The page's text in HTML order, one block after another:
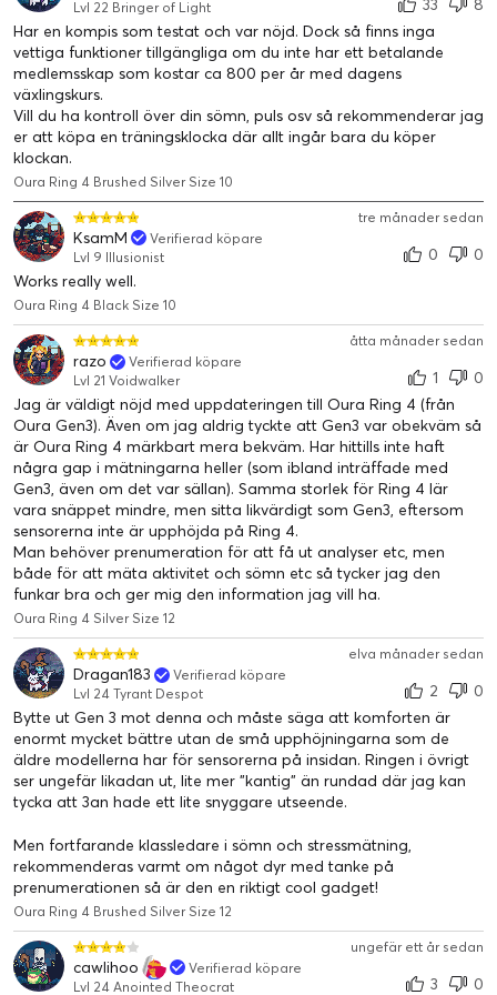
Upp till 8 dagars batteritid
Baserat på storleken på din Oura Ring och din livsstil kan Oura
Ring 4-batteriet räcka i över en vecka — så att du kan gå
dagar utan att ens tänka på att ladda.*
Lev friskare, längre
Oura-medlemskap och Oura Ring arbetar hand i hand, vilket
ger dig möjlighet att prioritera dina långsiktiga hälsomål och
insikter från Oura hjälper dig att förstå vad din kropp behöver,
för idag och för din framtid.
Oura-medlemskapet växer med dig
Oura Membership översätter din kroppsdata till
handlingskraftiga insikter anpassade efter dina unika behov.
Lvl 22 Bringer of Light
Har en kompis som testat och var nöjd. Dock så finns inga
vettiga funktioner tillgängliga om du inte har ett betalande
medlemsskap som kostar ca 800 per år med dagens
växlingskurs.
Vill du ha kontroll över din sömn, puls osv så rekommenderar jag
er att köpa en träningsklocka där allt ingår bara du köper
klockan.
Oura Ring 4 Brushed Silver Size 10
tre månader sedan
KsamM
Verifierad köpare
Lvl 9 Illusionist
0
0
Works really well.
Oura Ring 4 Black Size 10
åtta månader sedan
razo
Verifierad köpare
Lvl 21 Voidwalker
1
0
Jag är väldigt nöjd med uppdateringen till Oura Ring 4 (från
Oura Gen3). Även om jag aldrig tyckte att Gen3 var obekväm så
är Oura Ring 4 märkbart mera bekväm. Har hittills inte haft
några gap i mätningarna heller (som ibland inträffade med
Gen3, även om det var sällan). Samma storlek för Ring 4 lär
vara snäppet mindre, men sitta likvärdigt som Gen3, eftersom
sensorerna inte är upphöjda på Ring 4.
Man behöver prenumeration för att få ut analyser etc, men
både för att mäta aktivitet och sömn etc så tycker jag den
funkar bra och ger mig den information jag vill ha.
Oura Ring 4 Silver Size 12
elva månader sedan
Dragan183
Verifierad köpare
Lvl 24 Tyrant Despot
2
0
Bytte ut Gen 3 mot denna och måste säga att komforten är
enormt mycket bättre utan de små upphöjningarna som de
äldre modellerna har för sensorerna på insidan. Ringen i övrigt
ser ungefär likadan ut, lite mer ”kantig” än rundad där jag kan
tycka att 3an hade ett lite snyggare utseende.
Men fortfarande klassledare i sömn och stressmätning,
rekommenderas varmt om något dyr med tanke på
prenumerationen så är den en riktigt cool gadget!
Oura Ring 4 Brushed Silver Size 12
ungefär ett år sedan
cawlihoo
Verifierad köpare
Lvl 24 Anointed Theocrat
3 0